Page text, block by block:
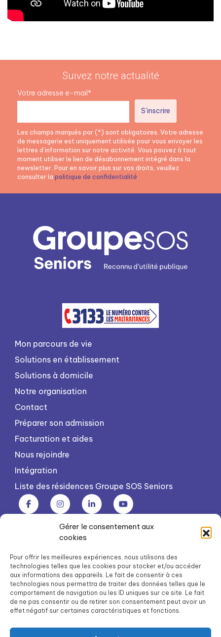
Gérer le consentement aux
cookies
Pour offrir les meilleures expériences, nous utilisons des
technologies telles que les cookies pour stocker et/ou accéder
aux informations des appareils. Le fait de consentir à ces
technologies nous permettra de traiter des données telles que le
comportement de navigation ou les ID uniques sur ce site. Le fait
de ne pas consentir ou de retirer son consentement peut avoir un
effet négatif sur certaines caractéristiques et fonctions.
Suivez notre actualité
Votre adresse e-mail*
Les champs marqués par (*) sont obligatoires. Votre adresse
de messagerie est uniquement utilisée pour vous envoyer les
lettres d’information sur notre activité. Vous pouvez à tout
moment utiliser le lien de désabonnement intégré dans la
newsletter. Pour en savoir plus sur vos droits, veuillez
consulter la politique de confidentialité
Mon parcours de vie
Solutions en établissement
Solutions à domicile
Notre organisation
Contact
Préparer son admission
Facturation et aides
Nous rejoindre
Intégration
Liste des résidences Groupe SOS Seniors
Groupe SOS Seniors est une association du Groupe SOS
dg.seniors@groupe-sos.org
ARPAVIE est une association du Groupe SOS